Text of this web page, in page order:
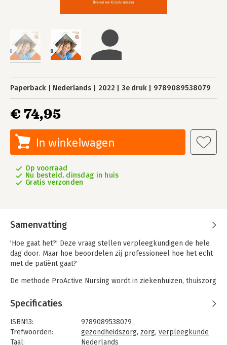
Paperback Nederlands 2022 3e druk 9789089538079
€ 74,95
In winkelwagen
Op voorraad
Nu besteld, dinsdag in huis
Gratis verzonden
Samenvatting
'Hoe gaat het?' Deze vraag stellen verpleegkundigen de hele
dag door. Maar hoe beoordelen zij professioneel hoe het echt
met de patiënt gaat?
De methode ProActive Nursing wordt in ziekenhuizen, thuiszorg
krijgen in de zorgbehoefte van de patiënt. En zo op een
adequate en empathische manier patiëntveilige zorg te kunnen
bieden.
Dit boek biedt een praktijkmodel, met competenties van het
Specificaties
ISBN13:
9789089538079
Trefwoorden:
gezondheidszorg, zorg, verpleegkunde
Taal:
Nederlands